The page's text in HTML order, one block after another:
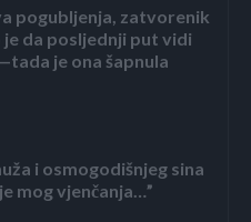
pogubljenja, zatvorenik
da posljednji put vidi
je ona šapnula
i osmogodišnjeg sina
mog vjenčanja…”